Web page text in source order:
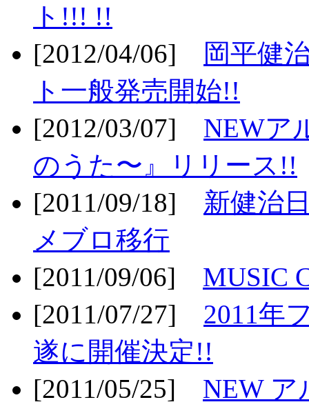
ト!!! !!
[2012/04/06]
岡平健
ト一般発売開始!!
[2012/03/07] NEWア
のうた〜』リリース!!
[2011/09/18] 新健治
メブロ移行
[2011/09/06] MUSIC
[2011/07/27] 2011年
遂に開催決定!!
[2011/05/25] NEW